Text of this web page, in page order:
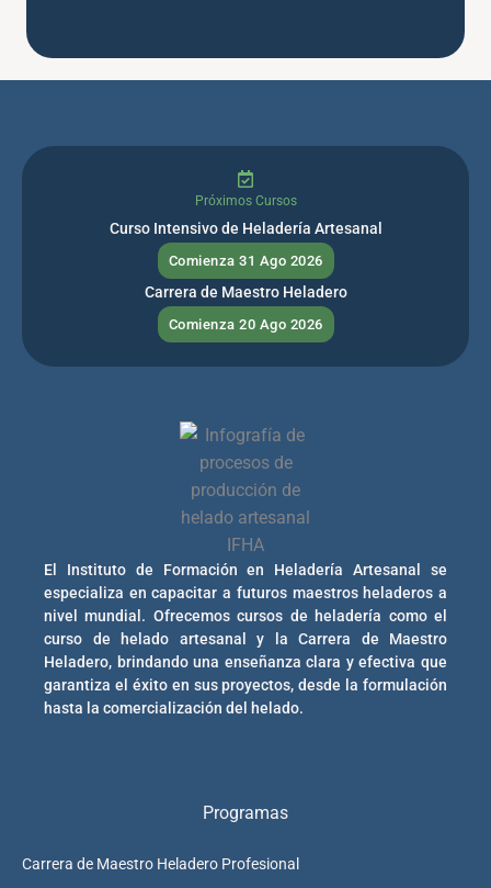
Próximos Cursos
Curso Intensivo de Heladería Artesanal
Comienza 31 Ago 2026
Carrera de Maestro Heladero
Comienza 20 Ago 2026
El Instituto de Formación en Heladería Artesanal se
especializa en capacitar a futuros maestros heladeros a
nivel mundial. Ofrecemos cursos de heladería como el
curso de helado artesanal y la Carrera de Maestro
Heladero, brindando una enseñanza clara y efectiva que
garantiza el éxito en sus proyectos, desde la formulación
hasta la comercialización del helado.
Programas
Carrera de Maestro Heladero Profesional